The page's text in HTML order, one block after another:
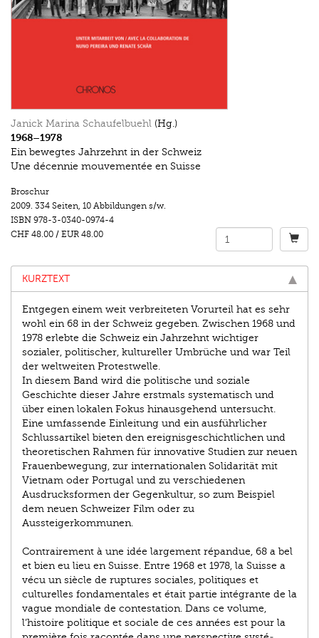
Janick Marina Schaufelbuehl (Hg.)
1968–1978
Ein bewegtes Jahrzehnt in der Schweiz
Une décennie mouvementée en Suisse
Broschur
2009. 334 Seiten, 10 Abbildungen s/w.
ISBN 978-3-0340-0974-4
CHF 48.00 / EUR 48.00
KURZTEXT
Entgegen einem weit verbreiteten Vorurteil hat es sehr
wohl ein 68 in der Schweiz gegeben. Zwischen 1968 und
1978 er­lebte die Schweiz ein Jahrzehnt wichtiger
sozialer, politischer, kultureller Umbrüche und war Teil
der weltweiten Protest­welle.
In diesem Band wird die politische und soziale
Geschichte dieser Jahre erstmals systematisch und
über einen lokalen Fokus hinausgehend untersucht.
Eine umfassende Einleitung und ein ausführlicher
Schlussartikel bieten den ereignis­geschichtlichen und
theoretischen Rahmen für innovative Studien zur neuen
Frauenbewegung, zur internationalen Solidarität mit
Vietnam oder Portugal und zu verschiedenen
Ausdrucksformen der Gegenkultur, so zum Beispiel
dem ­neuen Schweizer Film oder zu
Aussteigerkommunen.
Contrairement à une idée largement répandue, 68 a bel
et bien eu lieu en Suisse. Entre 1968 et 1978, la Suisse a
vécu un siècle de ruptures sociales, politiques et
culturelles fondamentales et était partie intégrante de la
vague mondiale de contestation. Dans ce volume,
l’histoire politique et sociale de ces années est pour la